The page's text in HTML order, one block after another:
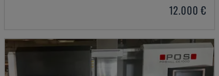
12.000 €